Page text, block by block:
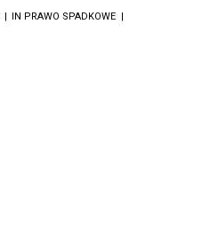
IN PRAWO SPADKOWE